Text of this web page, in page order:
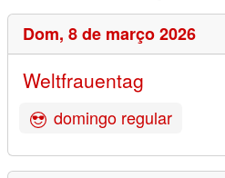
Dom, 8 de março 2026
Weltfrauentag
domingo regular